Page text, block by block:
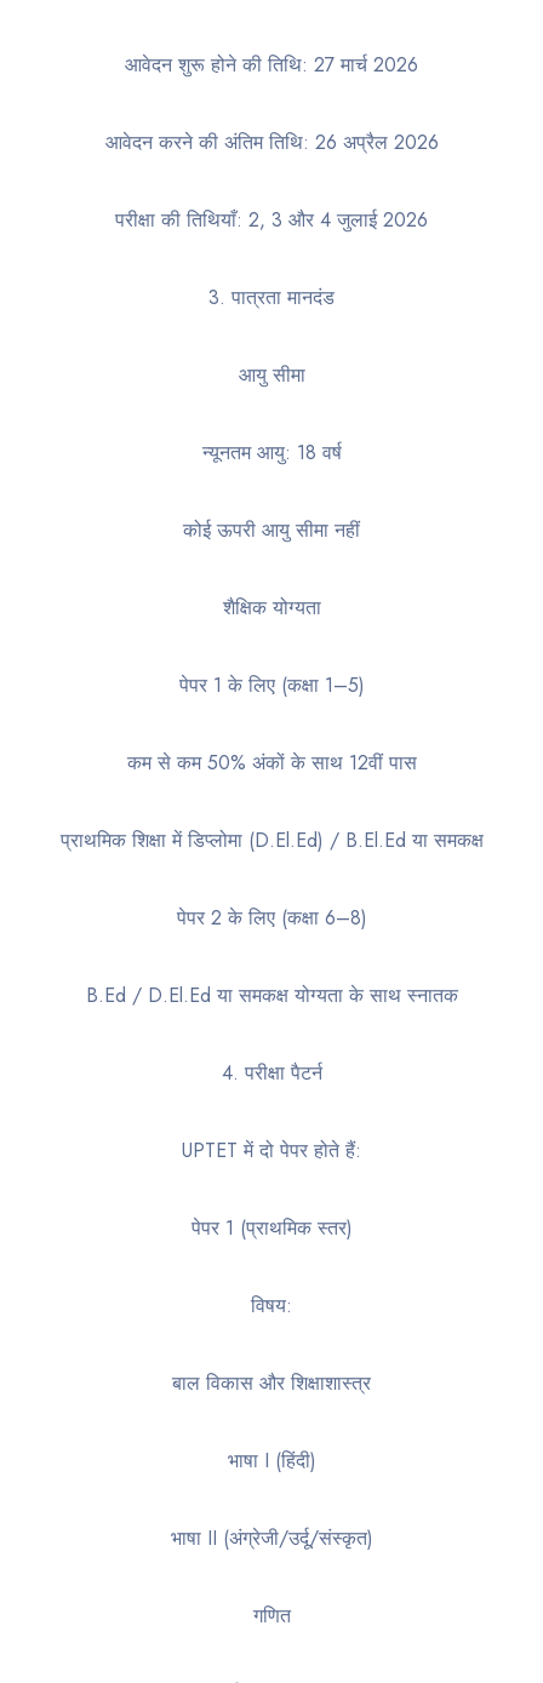
आवेदन शुरू होने की तिथि: 27 मार्च 2026
आवेदन करने की अंतिम तिथि: 26 अप्रैल 2026
परीक्षा की तिथियाँ: 2, 3 और 4 जुलाई 2026
3. पात्रता मानदंड
आयु सीमा
न्यूनतम आयु: 18 वर्ष
कोई ऊपरी आयु सीमा नहीं
शैक्षिक योग्यता
पेपर 1 के लिए (कक्षा 1–5)
कम से कम 50% अंकों के साथ 12वीं पास
प्राथमिक शिक्षा में डिप्लोमा (D.El.Ed) / B.El.Ed या समकक्ष
पेपर 2 के लिए (कक्षा 6–8)
B.Ed / D.El.Ed या समकक्ष योग्यता के साथ स्नातक
4. परीक्षा पैटर्न
UPTET में दो पेपर होते हैं:
पेपर 1 (प्राथमिक स्तर)
विषय:
बाल विकास और शिक्षाशास्त्र
भाषा I (हिंदी)
भाषा II (अंग्रेजी/उर्दू/संस्कृत)
गणित